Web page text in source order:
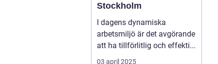
Stockholm
I dagens dynamiska
arbetsmiljö är det avgörande
att ha tillförlitlig och effekti...
03 april 2025